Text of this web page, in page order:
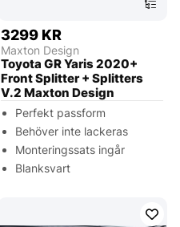
3299 KR
Maxton Design
Toyota GR Yaris 2020+
Front Splitter + Splitters
V.2 Maxton Design
Perfekt passform
Behöver inte lackeras
Monteringssats ingår
Blanksvart